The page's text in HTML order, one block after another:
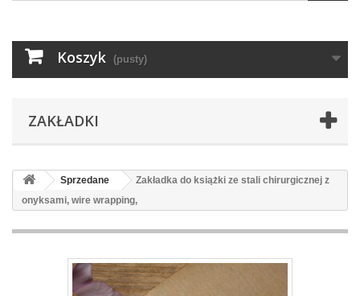
Koszyk (pusty)
ZAKŁADKI
Sprzedane
Zakładka do książki ze stali chirurgicznej z
onyksami, wire wrapping,